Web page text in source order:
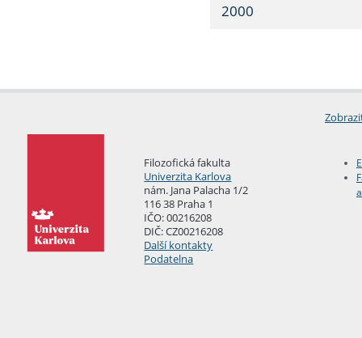
2000
Filozofická fakulta
Univerzita Karlova
nám. Jana Palacha 1/2
116 38 Praha 1
IČO: 00216208
DIČ: CZ00216208
Další kontakty
Podatelna